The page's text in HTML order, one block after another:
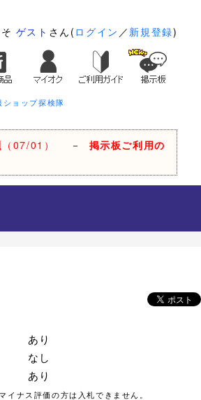
ゲスト さん( ログイン ／ 新規登録)
ョップ探検隊
（07/01） － 掲示板ご利用の
あり
なし
あり
イナス評価の方は入札できません。